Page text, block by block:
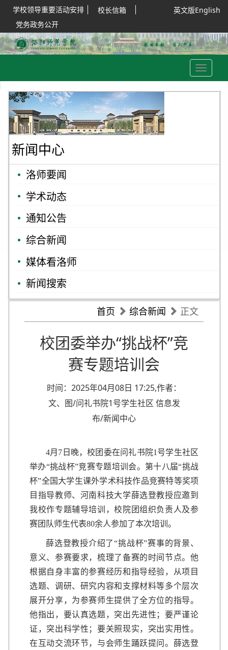
学校领导重要活动安排
校长信箱
党务政务公开
英文版English
Toggle
navigation
新闻中心
洛师要闻
学术动态
通知公告
综合新闻
媒体看洛师
新闻搜索
首页 综合新闻 正文
校团委举办“挑战杯”竞
赛专题培训会
时间：2025年04月08日 17:25,作者：
文、图/问礼书院1号学生社区 信息发
布/新闻中心
4月7日晚，校团委在问礼书院1号学生社区
举办“挑战杯”竞赛专题培训会。第十八届“挑战
杯”全国大学生课外学术科技作品竞赛特等奖项
目指导教师、河南科技大学薛选登教授应邀到
我校作专题辅导培训，校院团组织负责人及参
赛团队师生代表80余人参加了本次培训。
薛选登教授介绍了“挑战杯”赛事的背景、
意义、参赛要求，梳理了备赛的时间节点。他
根据自身丰富的参赛经历和指导经验，从项目
选题、调研、研究内容和支撑材料等多个层次
展开分享，为参赛师生提供了全方位的指导。
他指出，要认真选题，突出先进性；要严谨论
证，突出科学性；要关照现实，突出实用性。
在互动交流环节，与会师生踊跃提问。薛选登